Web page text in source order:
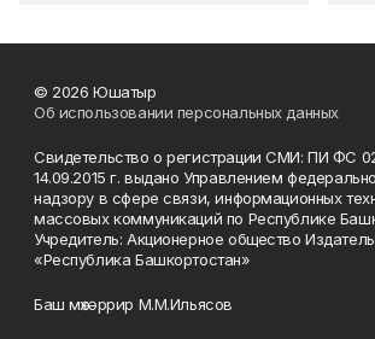
© 2026 Юшатыр
Об использовании персональных данных
Свидетельство о регистрации СМИ: ПИ ФС
14.09.2015 г. выдано Управлением
надзору в сфере связи, информационных
массовых коммуникаций по Республике
Учредитель: Акционерное общество
«Республика Башкортостан»
Баш мөхәррир М.М.Ильясов